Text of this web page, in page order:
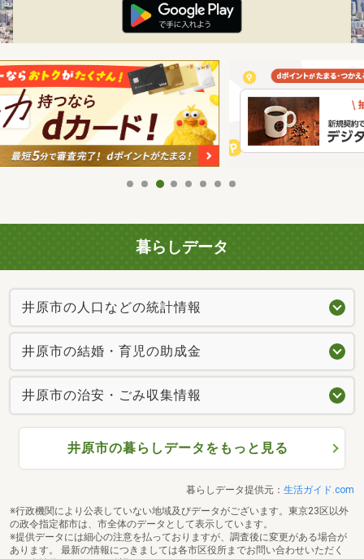
暮らしデータ
井原市の人口などの統計情報
井原市の結婚・育児の助成金
井原市の治安・ごみ収集情報
井原市の暮らしデータをもっと見る
暮らしデータ提供元： 生活ガイド.com
※行政機関により公表していない地域及びデータがございます。東京23区以外
の政令指定都市は、市全体のデータとして表示しています。
※提供データには細心の注意を払っておりますが、調査後に変更がある場合が
あります。 最新の情報につきましては各市区役所までお問い合わせいただく